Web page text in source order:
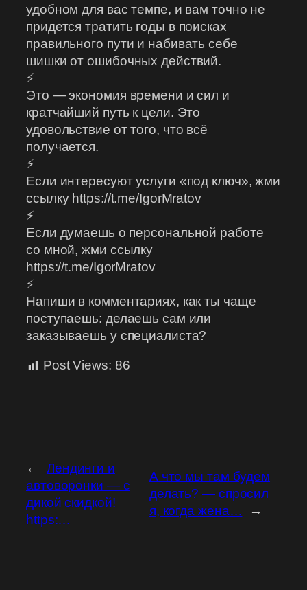
удобном для вас темпе, и вам точно не
придется тратить годы в поисках
правильного пути и набивать себе
шишки от ошибочных действий.
⚡
Это — экономия времени и сил и
кратчайший путь к цели. Это
удовольствие от того, что всё
получается.
⚡
Если интересуют услуги «под ключ», жми
ссылку https://t.me/IgorMratov
⚡
Если думаешь о персональной работе
со мной, жми ссылку
https://t.me/IgorMratov
⚡
Напиши в комментариях, как ты чаще
поступаешь: делаешь сам или
заказываешь у специалиста?
Post Views: 86
←
Лендинги и
автоворонки — с
дикой скидкой!
https:…
А что мы там будем
делать? — спросил
я, когда жена…
→